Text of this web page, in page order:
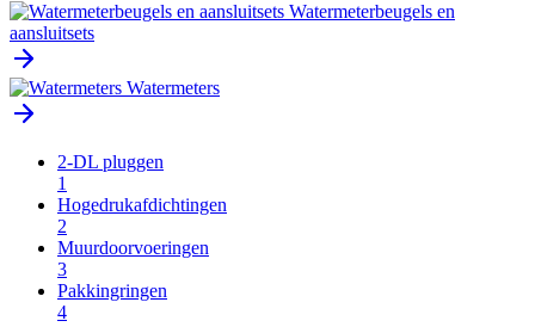
Watermeterbeugels en
aansluitsets
Watermeters
2-DL pluggen
1
Hogedrukafdichtingen
2
Muurdoorvoeringen
3
Pakkingringen
4